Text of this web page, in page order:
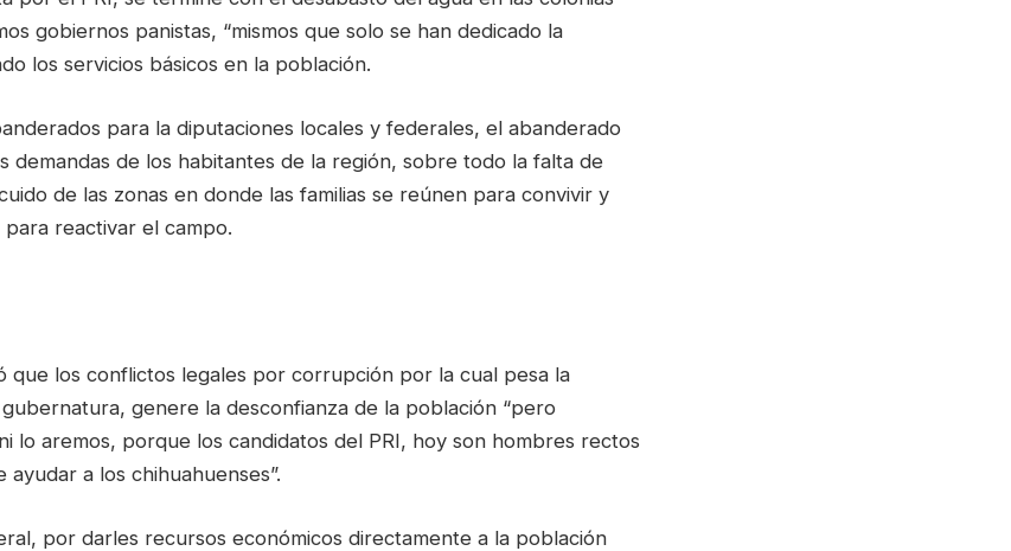
gobiernos panistas, “mismos que solo se han dedicado la
los servicios básicos en la población.
para la diputaciones locales y federales, el abanderado
demandas de los habitantes de la región, sobre todo la falta de
de las zonas en donde las familias se reúnen para convivir y
reactivar el campo.
que los conflictos legales por corrupción por la cual pesa la
genere la desconfianza de la población “pero
lo aremos, porque los candidatos del PRI, hoy son hombres rectos
a los chihuahuenses”.
por darles recursos económicos directamente a la población